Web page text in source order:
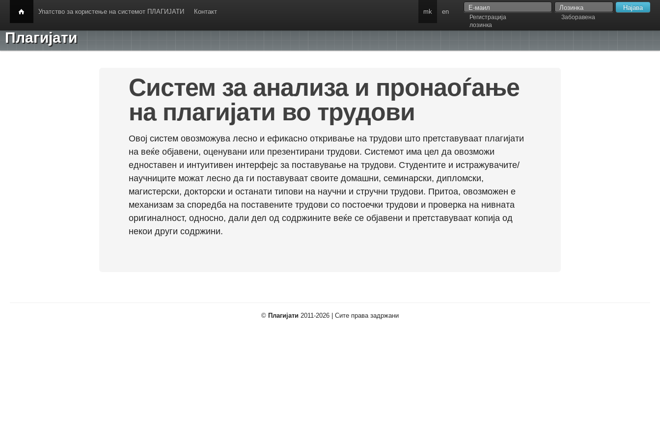
Упатство за користење на системот ПЛАГИЈАТИ Контакт
Регистрација
Заборавена
лозинка
mk en
Плагијати
Систем за анализа и пронаоѓање
на плагијати во трудови
Овој систем овозможува лесно и ефикасно откривање на трудови што претставуваат плагијати
на веќе објавени, оценувани или презентирани трудови. Системот има цел да овозможи
едноставен и интуитивен интерфејс за поставување на трудови. Студентите и истражувачите/
научниците можат лесно да ги поставуваат своите домашни, семинарски, дипломски,
магистерски, докторски и останати типови на научни и стручни трудови. Притоа, овозможен е
механизам за споредба на поставените трудови со постоечки трудови и проверка на нивната
оригиналност, односно, дали дел од содржините веќе се објавени и претставуваат копија од
некои други содржини.
© Плагијати 2011-2026 | Сите права задржани